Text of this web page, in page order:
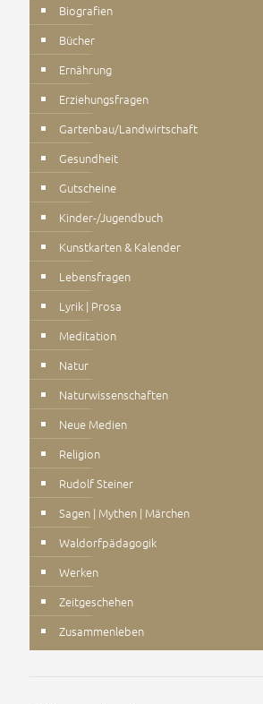
Biografien
Bücher
Ernährung
Erziehungsfragen
Gartenbau/Landwirtschaft
Gesundheit
Gutscheine
Kinder-/Jugendbuch
Kunstkarten & Kalender
Lebensfragen
Lyrik | Prosa
Meditation
Natur
Naturwissenschaften
Neue Medien
Religion
Rudolf Steiner
Sagen | Mythen | Märchen
Waldorfpädagogik
Werken
Zeitgeschehen
Zusammenleben